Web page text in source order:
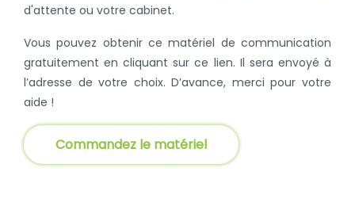
d'attente ou votre cabinet.
Vous pouvez obtenir ce matériel de communication
gratuitement en cliquant sur ce lien. Il sera envoyé à
l’adresse de votre choix. D’avance, merci pour votre
aide !
Commandez le matériel